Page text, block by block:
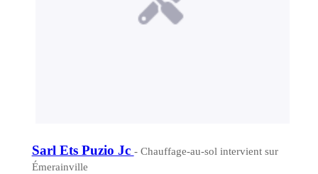
Sarl Ets Puzio Jc - Chauffage-au-sol intervient sur
Émerainville